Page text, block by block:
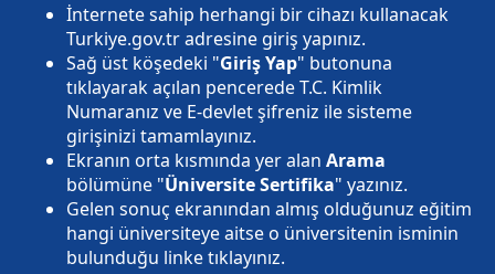
İnternete sahip herhangi bir cihazı kullanacak
Turkiye.gov.tr adresine giriş yapınız.
Sağ üst köşedeki "Giriş Yap" butonuna
tıklayarak açılan pencerede T.C. Kimlik
Numaranız ve E-devlet şifreniz ile sisteme
girişinizi tamamlayınız.
Ekranın orta kısmında yer alan Arama
bölümüne "Üniversite Sertifika" yazınız.
Gelen sonuç ekranından almış olduğunuz eğitim
hangi üniversiteye aitse o üniversitenin isminin
bulunduğu linke tıklayınız.